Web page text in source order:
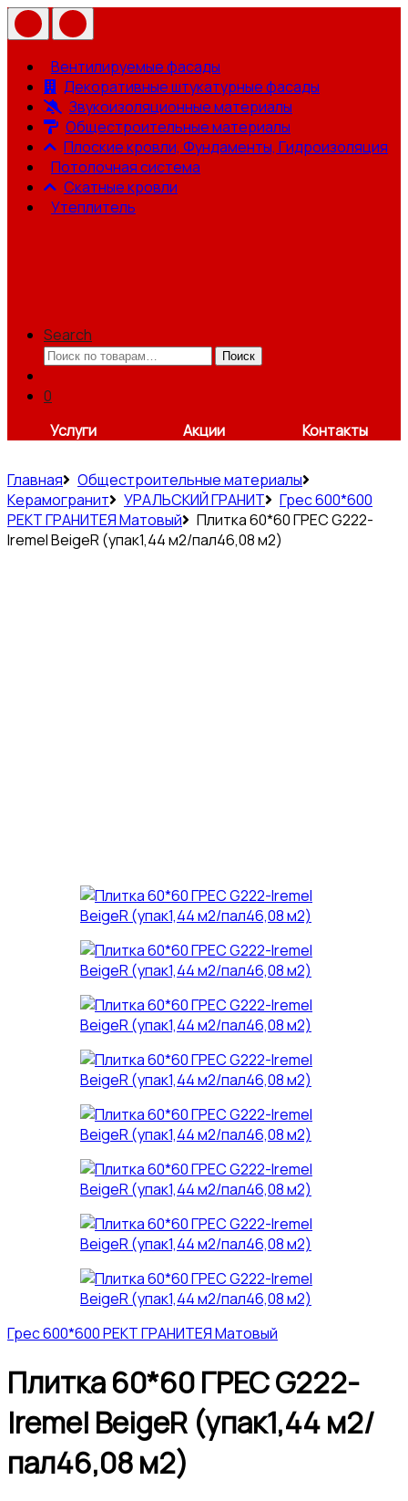
Вентилируемые фасады
Декоративные штукатурные фасады
Звукоизоляционные материалы
Общестроительные материалы
Плоские кровли, Фундаменты, Гидроизоляция
Потолочная система
Скатные кровли
Утеплитель
Search
Искать:
Поиск
0
Услуги
Акции Контакты
Главная
Общестроительные материалы
Керамогранит
УРАЛЬСКИЙ ГРАНИТ
Грес 600*600
РЕКТ ГРАНИТЕЯ Матовый
Плитка 60*60 ГРЕС G222-
Iremel BeigeR (упак1,44 м2/пал46,08 м2)
Грес 600*600 РЕКТ ГРАНИТЕЯ Матовый
Плитка 60*60 ГРЕС G222-
Iremel BeigeR (упак1,44 м2/
пал46,08 м2)